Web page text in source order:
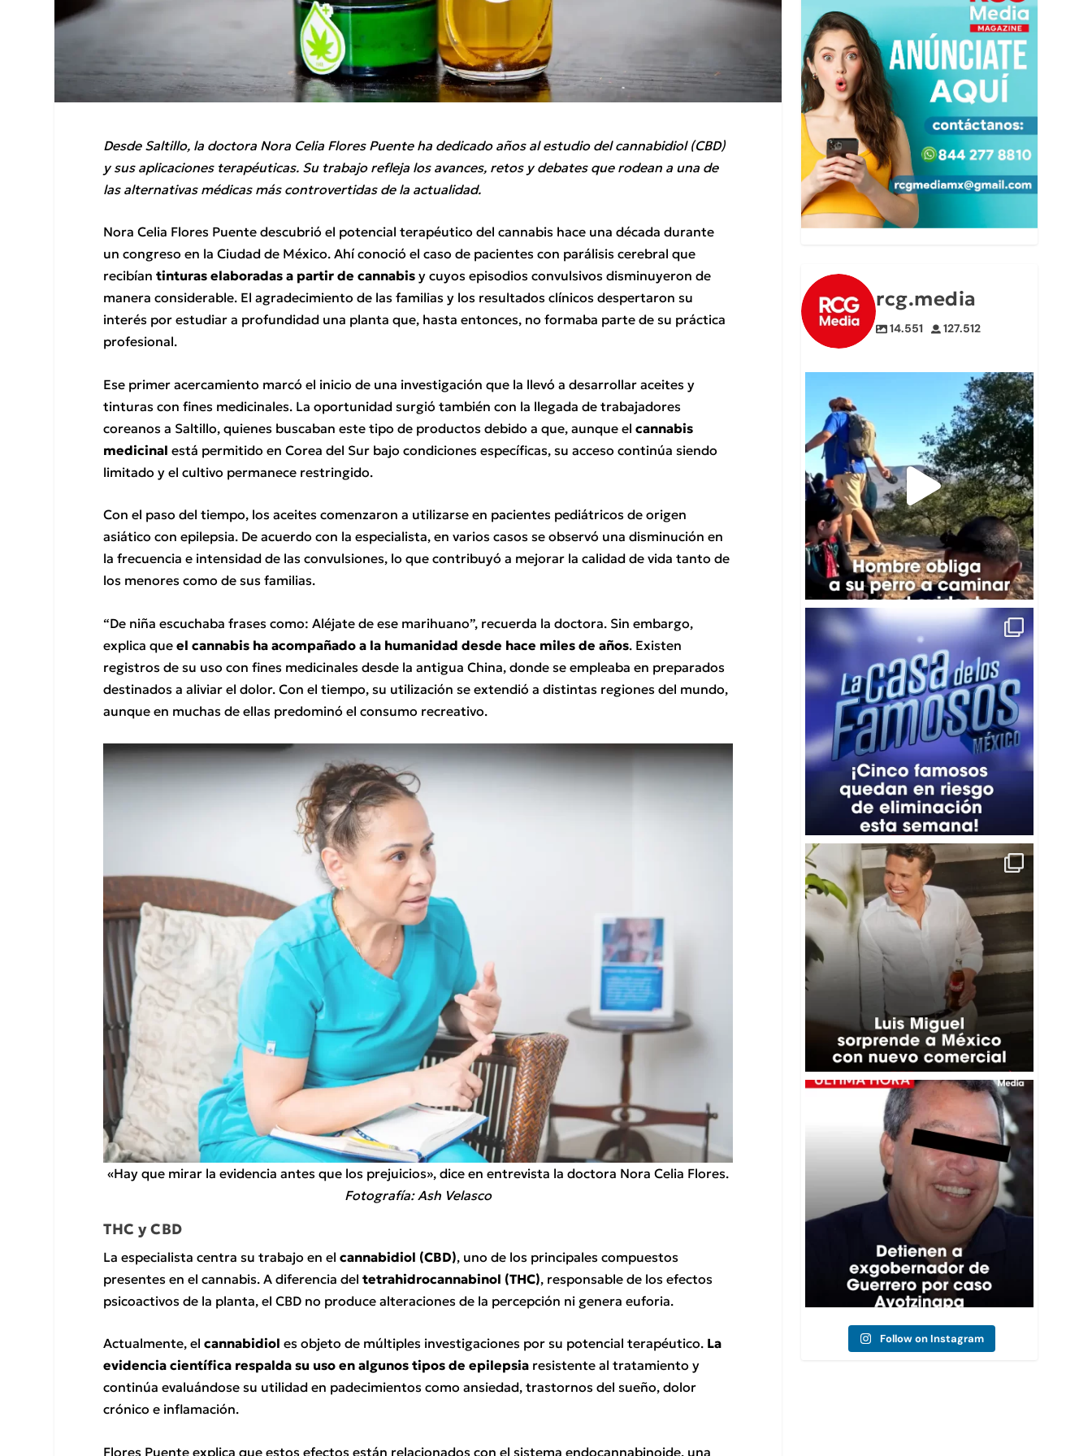
Desde Saltillo, la doctora Nora Celia Flores Puente ha dedicado años al estudio del cannabidiol (CBD)
y sus aplicaciones terapéuticas. Su trabajo refleja los avances, retos y debates que rodean a una de
las alternativas médicas más controvertidas de la actualidad.
Nora Celia Flores Puente descubrió el potencial terapéutico del cannabis hace una década durante
un congreso en la Ciudad de México. Ahí conoció el caso de pacientes con parálisis cerebral que
recibíantinturas elaboradas a partir de cannabisy cuyos episodios convulsivos disminuyeron de
manera considerable. El agradecimiento de las familias y los resultados clínicos despertaron su
interés por estudiar a profundidad una planta que, hasta entonces, no formaba parte de su práctica
profesional.
Ese primer acercamiento marcó el inicio de una investigación que la llevó a desarrollar aceites y
tinturas con fines medicinales. La oportunidad surgió también con la llegada de trabajadores
coreanos a Saltillo, quienes buscaban este tipo de productos debido a que, aunque elcannabis
medicinalestá permitido en Corea del Sur bajo condiciones específicas, su acceso continúa siendo
limitado y el cultivo permanece restringido.
Con el paso del tiempo, los aceites comenzaron a utilizarse en pacientes pediátricos de origen
asiático con epilepsia. De acuerdo con la especialista, en varios casos se observó una disminución en
la frecuencia e intensidad de las convulsiones, lo que contribuyó a mejorar la calidad de vida tanto de
los menores como de sus familias.
“De niña escuchaba frases como: Aléjate de ese marihuano”, recuerda la doctora. Sin embargo,
explica queel cannabis ha acompañado a la humanidad desde hace miles de años. Existen
registros de su uso con fines medicinales desde la antigua China, donde se empleaba en preparados
destinados a aliviar el dolor. Con el tiempo, su utilización se extendió a distintas regiones del mundo,
aunque en muchas de ellas predominó el consumo recreativo.
«Hay que mirar la evidencia antes que los prejuicios», dice en entrevista la doctora Nora Celia Flores.
Fotografía: Ash Velasco
THC y CBD
La especialista centra su trabajo en elcannabidiol (CBD), uno de los principales compuestos
presentes en el cannabis. A diferencia deltetrahidrocannabinol (THC), responsable de los efectos
psicoactivos de la planta, el CBD no produce alteraciones de la percepción ni genera euforia.
Actualmente, elcannabidioles objeto de múltiples investigaciones por su potencial terapéutico. La
evidencia científica respalda su uso en algunos tipos de epilepsia resistente al tratamiento y
continúa evaluándose su utilidad en padecimientos como ansiedad, trastornos del sueño, dolor
crónico e inflamación.
Flores Puente explica que estos efectos están relacionados con el sistema endocannabinoide, una
rcg.media
14.551 127.512
😡🐾Excursionistas denunciaron a un hombre
0
📺😮La segunda gala de nominación de La Casa
de...
5 0
☀️🎤"El Sol” reapareció en pantalla como...
22
🚨La Fiscalía General de la República (FGR) ...
2 0
Follow on Instagram